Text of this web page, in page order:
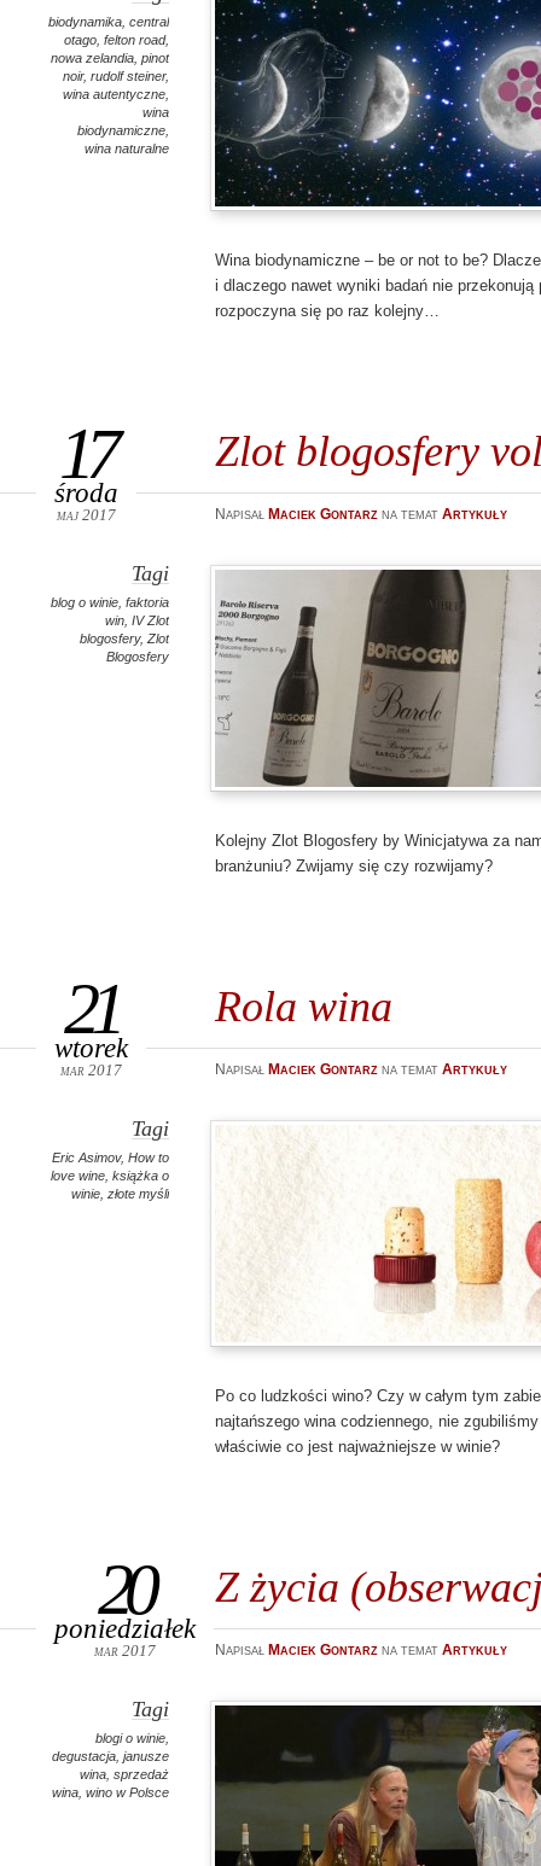
biodynamika central
otago felton road,
nowa zelandia pinot
noir, rudolf steiner,
wina autentyczne
wina
biodynamiczne
wina naturalne
Wina biodynamiczne – be or not to be?
i dlaczego nawet wyniki badań nie
rozpoczyna się po raz kolejny…
Zlot blogosfery
17
środa
maj 2017 Napisał Maciek Gontarz na temat Artykuły
Tagi
blog o winie faktoria
win IV Zlot
blogosfery, Zlot
Blogosfery
Kolejny Zlot Blogosfery by Winicjatywa za
branżuniu? Zwijamy się czy rozwijamy?
Rola wina
21
wtorek
mar 2017 Napisał Maciek Gontarz na temat Artykuły
Tagi
Eric Asimov, How to
love wine książka o
winie złote myśli
Po co ludzkości wino? Czy w całym tym
najtańszego wina codziennego, nie
właściwie co jest najważniejsze w winie?
Z życia
20
poniedziałek
mar 2017 Napisał Maciek Gontarz na temat Artykuły
Tagi
blogi o winie
degustacja janusze
wina sprzedaż
wina wino w Polsce